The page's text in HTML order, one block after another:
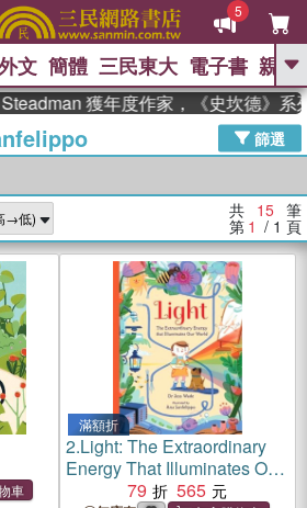
5
GO
熱搜： 東野圭吾 高希均教授回憶錄
、 The Odyssey 、 父親節 、 如果歷
獎 臺灣漫遊錄 、 方念華 、 台灣的李
登輝時代
數學女孩：黎曼猜想 、
偉大的迷走神經
文 簡體 三民東大 電子書 親子
獲年度作家，《史坎德》系列
篩選
共 15 筆
第 1 / 1 頁
滿額折
2.Light: The Extraordinary
Energy That Illuminates Our
79 565